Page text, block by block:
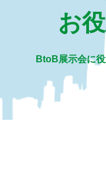
お
BtoB展示会に